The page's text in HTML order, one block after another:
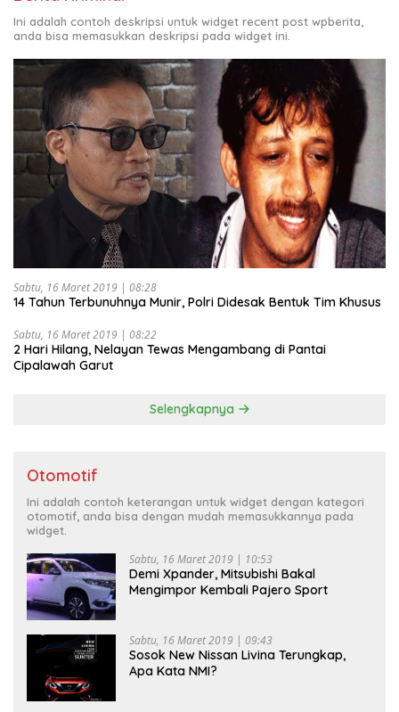
Ini adalah contoh deskripsi untuk widget recent post wpberita,
anda bisa memasukkan deskripsi pada widget ini.
Sabtu, 16 Maret 2019 | 08:28
14 Tahun Terbunuhnya Munir, Polri Didesak Bentuk Tim Khusus
Sabtu, 16 Maret 2019 | 08:22
2 Hari Hilang, Nelayan Tewas Mengambang di Pantai
Cipalawah Garut
Selengkapnya
Otomotif
Ini adalah contoh keterangan untuk widget dengan kategori
otomotif, anda bisa dengan mudah memasukkannya pada
widget.
Sabtu, 16 Maret 2019 | 10:53
Demi Xpander, Mitsubishi Bakal
Mengimpor Kembali Pajero Sport
Sabtu, 16 Maret 2019 | 09:43
Sosok New Nissan Livina Terungkap,
Apa Kata NMI?